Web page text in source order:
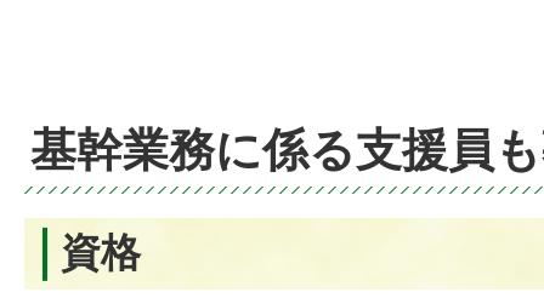
基幹業務に係る支援員
資格